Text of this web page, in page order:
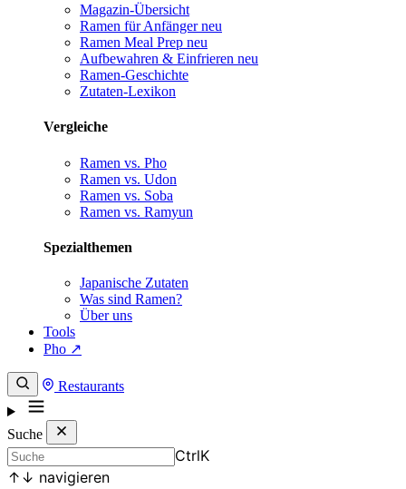
Magazin-Übersicht
Ramen für Anfänger neu
Ramen Meal Prep neu
Aufbewahren & Einfrieren neu
Ramen-Geschichte
Zutaten-Lexikon
Vergleiche
Ramen vs. Pho
Ramen vs. Udon
Ramen vs. Soba
Ramen vs. Ramyun
Spezialthemen
Japanische Zutaten
Was sind Ramen?
Über uns
Tools
Pho ↗
Restaurants
Suche
CtrlK
↑ ↓ navigieren